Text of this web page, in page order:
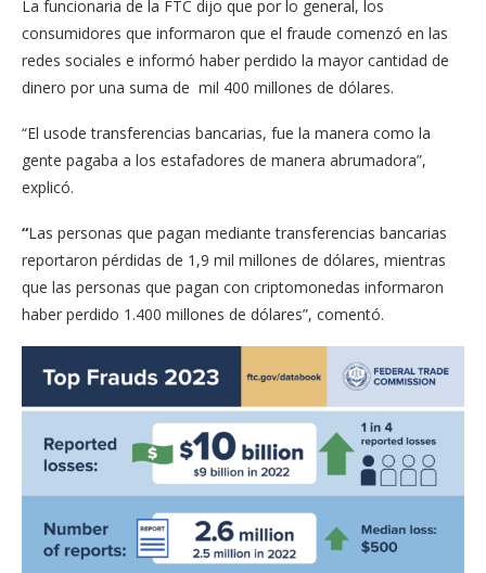
La funcionaria de la FTC dijo que por lo general, los
consumidores que informaron que el fraude comenzó en las
redes sociales e informó haber perdido la mayor cantidad de
dinero por una suma de mil 400 millones de dólares.
“El usode transferencias bancarias, fue la manera como la
gente pagaba a los estafadores de manera abrumadora”,
explicó.
“Las personas que pagan mediante transferencias bancarias
reportaron pérdidas de 1,9 mil millones de dólares, mientras
que las personas que pagan con criptomonedas informaron
haber perdido 1.400 millones de dólares”, comentó.